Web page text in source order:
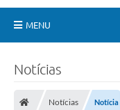
MENU
Notícias
Notícias Notícia